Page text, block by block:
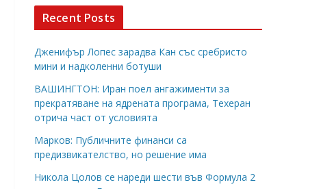
Recent Posts
Дженифър Лопес зарадва Кан със сребристо
мини и надколенни ботуши
ВАШИНГТОН: Иран поел ангажименти за
прекратяване на ядрената програма, Техеран
отрича част от условията
Марков: Публичните финанси са
предизвикателство, но решение има
Никола Цолов се нареди шести във Формула 2